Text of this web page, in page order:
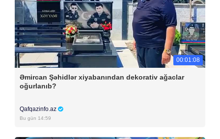
00:01:08
Əmircan Şəhidlər xiyabanından dekorativ ağaclar
oğurlanıb?
Qafqazinfo.az
Bu gün 14:59